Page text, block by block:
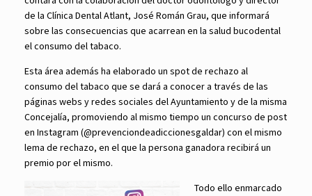
de la Clínica Dental Atlant, José Román Grau, que informará
sobre las consecuencias que acarrean en la salud bucodental
el consumo del tabaco.
Esta área además ha elaborado un spot de rechazo al
consumo del tabaco que se dará a conocer a través de las
páginas webs y redes sociales del Ayuntamiento y de la misma
Concejalía, promoviendo al mismo tiempo un concurso de post
en Instagram (@prevenciondeadiccionesgaldar) con el mismo
lema de rechazo, en el que la persona ganadora recibirá un
premio por el mismo.
Todo ello enmarcado